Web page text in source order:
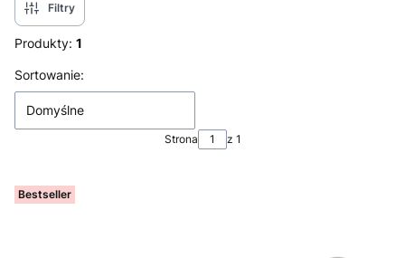
Filtry
Produkty: 1
Lista produktów
Sortowanie:
Domyślne
Strona z 1
Bestseller